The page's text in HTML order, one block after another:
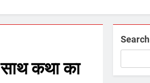
कथा का
Search